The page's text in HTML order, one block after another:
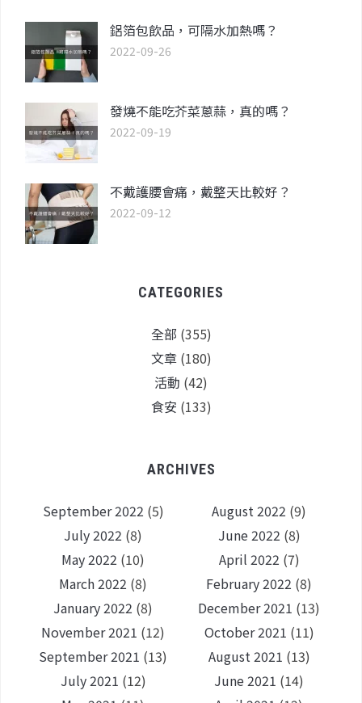
鋁箔包飲品，可隔水加熱嗎？
2022-09-26
發燒不能吃芥菜蔥蒜，真的嗎？
2022-09-19
不戴護腰會痛，戴整天比較好？
2022-09-12
CATEGORIES
全部 (355)
文章(180)
活動 (42)
食安 (133)
ARCHIVES
September 2022 (5) August 2022 (9)
July 2022 (8) June 2022 (8)
May 2022 (10) April 2022 (7)
March 2022 (8) February 2022 (8)
January 2022 (8) December 2021 (13)
November 2021 (12) October 2021 (11)
September 2021 (13) August 2021 (13)
July 2021 (12) June 2021 (14)